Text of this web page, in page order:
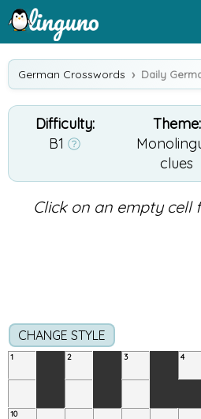
German Crosswords Daily
Difficulty:
B1
Theme:
clues
Click on an empty cell
CHANGE STYLE
1 2 3 4
10